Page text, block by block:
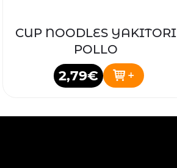
CUP NOODLES YAKITORI
POLLO
2,79€ +